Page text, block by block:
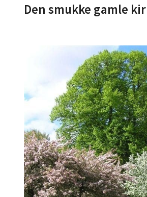
Den smukke gamle